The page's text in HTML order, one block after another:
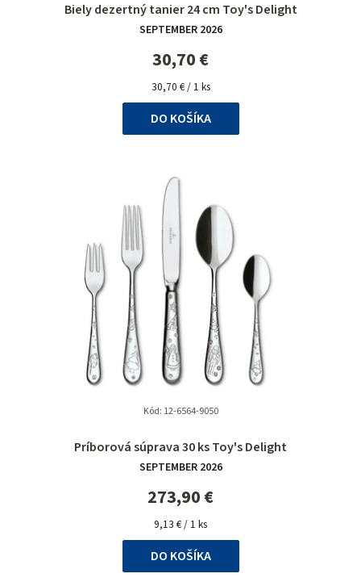
Biely dezertný tanier 24 cm Toy's Delight
hodnotenie
produktu
je
5,0
z
5
hviezdičiek.
SEPTEMBER 2026
30,70 €
Jednotková
cena:
30,70 € / 1 ks
DO KOŠÍKA
Príborová súprava 30 ks Toy's Delight
hodnotenie
produktu
je
5,0
z
5
hviezdičiek.
SEPTEMBER 2026
273,90 €
Jednotková
cena:
9,13 € / 1 ks
DO KOŠÍKA
Kód: 12-6564-9050